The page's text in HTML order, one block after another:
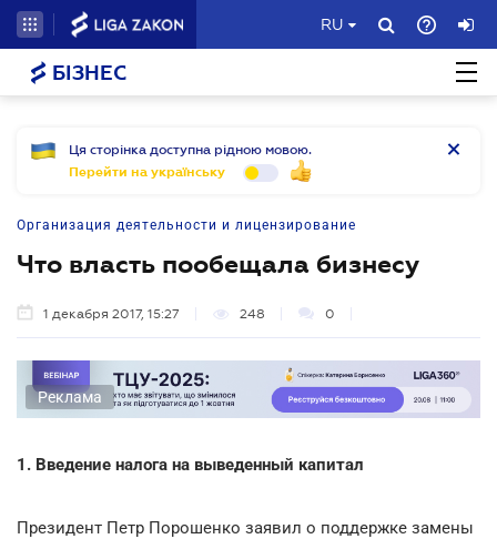
RU
БІЗНЕС
Ця сторінка доступна рідною мовою.
Перейти на українську
Организация деятельности и лицензирование
Что власть пообещала бизнесу
1 декабря 2017, 15:27 248 0
Реклама
1. Введение налога на выведенный капитал
Президент Петр Порошенко заявил о поддержке замены